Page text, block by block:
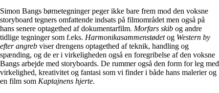
Simon Bangs børnetegninger peger ikke bare frem mod den voksne
storyboard tegners omfattende indsats på filmområdet men også på
hans senere optagethed af dokumentarfilm. Morfars skib og andre
tidlige tegninger som f.eks. Harmonikasammenstødetog Western by
efter angreb viser drengens optagethed af teknik, handling og
spænding, og de er i virkeligheden også en foregribelse af den voksne
Bangs arbejde med storyboards. De rummer også den form for leg med
virkelighed, kreativitet og fantasi som vi finder i både hans malerier og
en film som Kaptajnens hjerte.